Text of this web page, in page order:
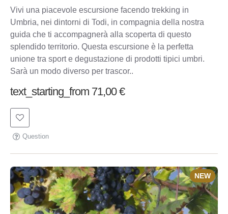
Vivi una piacevole escursione facendo trekking in
Umbria, nei dintorni di Todi, in compagnia della nostra
guida che ti accompagnerà alla scoperta di questo
splendido territorio. Questa escursione è la perfetta
unione tra sport e degustazione di prodotti tipici umbri.
Sarà un modo diverso per trascor..
text_starting_from 71,00 €
Question
NEW